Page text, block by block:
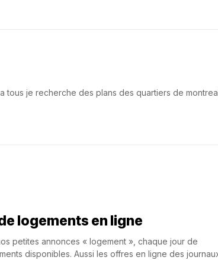
tous je recherche des plans des quartiers de
logements en ligne
petites annonces « logement », chaque jour de
disponibles. Aussi les offres en ligne des